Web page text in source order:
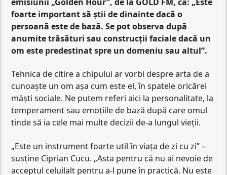
foarte important să știi de dinainte dacă o
persoană este de bază. Se pot observa după
anumite trăsături sau construcții faciale dacă un
om este predestinat spre un domeniu sau altul”.
Tehnica de citire a chipului ar vorbi despre arta de a
cunoaște un om așa cum este el, în spatele oricărei
măști sociale. Ne putem referi aici la personalitate, la
temperament sau emoțiile de bază după care omul
tinde să ia cele mai multe decizii de-a lungul vieții.
„Este un instrument foarte util în viața de zi cu zi” –
susține Ciprian Cucu. „Asta pentru că nu ai nevoie de
acceptul celuilalt pentru a-l pune în practică. Nu este